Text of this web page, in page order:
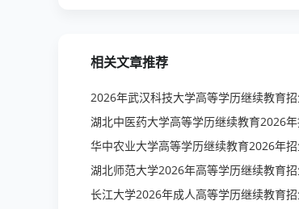
相关文章推荐
2026年武汉科技大学高等学历继续教育
湖北中医药大学高等学历继续教育2026
华中农业大学高等学历继续教育2026年
湖北师范大学2026年高等学历继续教育
长江大学2026年成人高等学历继续教育